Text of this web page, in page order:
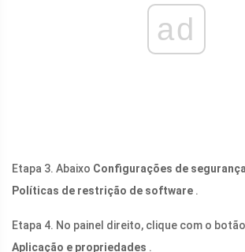
ad
Etapa 3. Abaixo Configurações de segurança
Políticas de restrição de software .
Etapa 4. No painel direito, clique com o
Aplicação e propriedades .